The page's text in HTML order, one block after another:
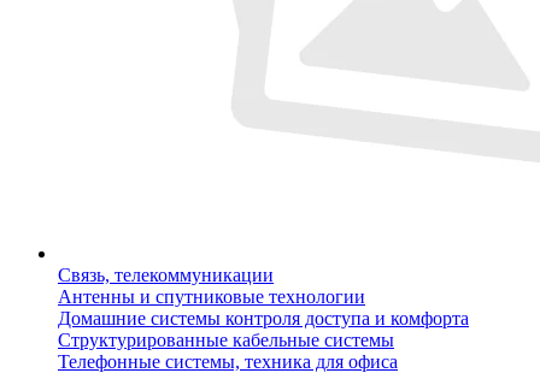
Связь, телекоммуникации
Антенны и спутниковые технологии
Домашние системы контроля доступа и комфорта
Структурированные кабельные системы
Телефонные системы, техника для офиса